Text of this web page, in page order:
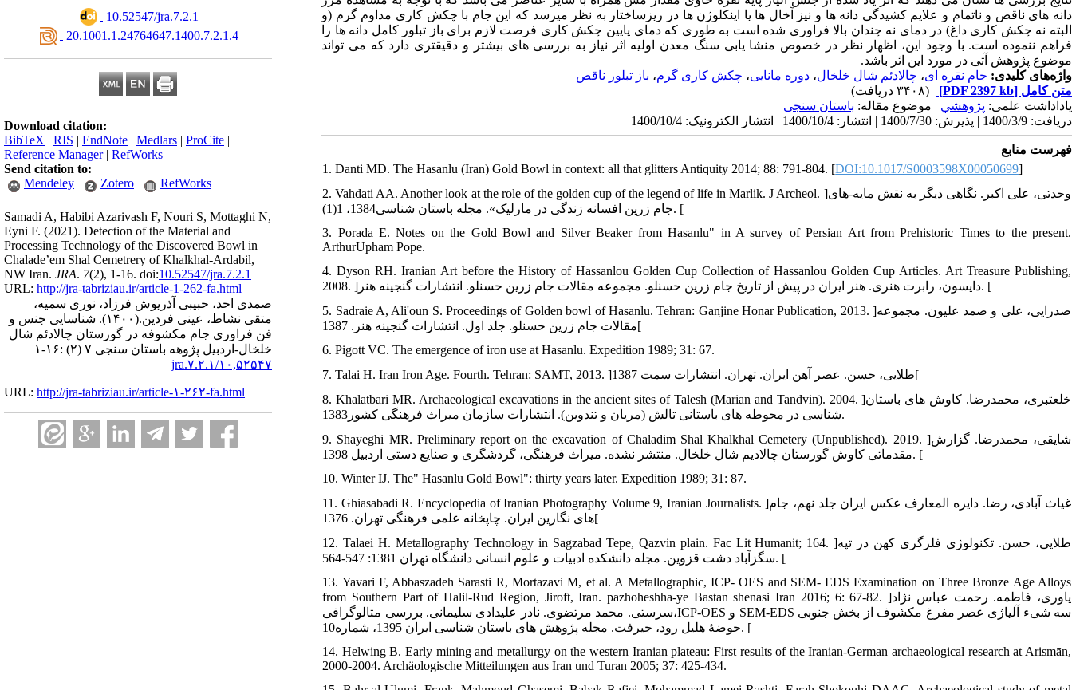
‎ 10.52547/jra.7.2.1
‎ 20.1001.1.24764647.1400.7.2.1.4
Download citation:
BibTeX | RIS | EndNote | Medlars | ProCite |
Reference Manager| RefWorks
Send citation to:
Mendeley
Zotero RefWorks
Samadi A, Habibi Azarivash F, Nouri S, Mottaghi N,
Eyni F. (2021). Detection of the Material and
Processing Technology of the Discovered Bowl in
Chalade’em Shal Cemetrery of Khalkhal-Ardabil,
NW Iran. JRA. 7(2), 1-16. doi:10.52547/jra.7.2.1
URL: http://jra-tabriziau.ir/article-1-262-fa.html
صمدی احد، حبیبی آذریوش فرزاد، نوری سمیه،
متقی نشاط، عینی فردین.(۱۴۰۰).
شناسایی جنس و
فن فراوری جام مکشوفه در گورستان چالادئم شال
خلخال-اردبیل پژوهه باستان سنجی ۷ (۲) :۱۶-۱
۱۰,۵۲۵۴۷/jra.۷.۲.۱
URL: http://jra-tabriziau.ir/article-۱-۲۶۲-fa.html
دانه های ناقص و ناتمام و علایم کشیدگی دانه ها و نیز آخال ها یا اینکلوژن ها در ریزساختار به نظر می­رسد که این جام با چکش ­کاری مداوم گرم (و
البته نه چکش کاری داغ) در دمای نه چندان بالا فراوری شده است به طوری که دمای پایین چکش ­کاری فرصت لازم برای باز تبلور کامل دانه­ ها را
فراهم ننموده است. با وجود این، اظهار نظر در خصوص منشا یابی سنگ معدن اولیه اثر نیاز به بررسی های بیشتر و دقیق­تری دارد که می تواند
موضوع پژوهش آتی در مورد این اثر باشد.
واژه‌های کلیدی: جام نقره ای، چالادئم شال خلخال، دوره مانایی، چکش کاری گرم، باز تبلور ناقص
متن کامل [PDF 2397 kb]
(۳۴۰۸ دریافت)
یاداداشت علمی: پژوهشي | موضوع مقاله: باستان سنجی
دریافت: 1400/3/9 | پذیرش: 1400/7/30 | انتشار: 1400/10/4 | انتشار الکترونیک: 1400/10/4
فهرست منابع
1. Danti MD. The Hasanlu (Iran) Gold Bowl in context: all that glitters Antiquity 2014; 88: 791-804. [DOI:10.1017/S0003598X00050699]
2. Vahdati AA. Another look at the role of the golden cup of the legend of life in Marlik. J Archeol. ]وحدتی، علی اکبر. نگاهی دیگر به نقش مایه-های
جام زرین افسانه زندگی در مارلیک». مجله باستان شناسی1384، 1(1). [
3. Porada E. Notes on the Gold Bowl and Silver Beaker from Hasanlu" in A survey of Persian Art from Prehistoric Times to the present.
ArthurUpham Pope.
4. Dyson RH. Iranian Art before the History of Hassanlou Golden Cup Collection of Hassanlou Golden Cup Articles. Art Treasure Publishing,
2008. ]دایسون، رابرت هنری. هنر ایران در پیش از تاریخ جام زرین حسنلو. مجموعه مقالات جام زرین حسنلو. انتشارات گنجینه هنر. [
5. Sadraie A, Ali'oun S. Proceedings of Golden bowl of Hasanlu. Tehran: Ganjine Honar Publication, 2013. ]صدرایی، علی و صمد علیون. مجموعه
مقالات جام زرین حسنلو. جلد اول. انتشارات گنجینه هنر. 1387[
6. Pigott VC. The emergence of iron use at Hasanlu. Expedition 1989; 31: 67.
7. Talai H. Iran Iron Age. Fourth. Tehran: SAMT, 2013. ]طلایی، حسن. عصر آهن ایران. تهران. انتشارات سمت 1387[
8. Khalatbari MR. Archaeological excavations in the ancient sites of Talesh (Marian and Tandvin). 2004. ]خلعتبری، محمدرضا. کاوش های باستان
شناسی در محوطه های باستانی تالش (مریان و تندوین). انتشارات سازمان میراث فرهنگی کشور1383.
9. Shayeghi MR. Preliminary report on the excavation of Chaladim Shal Khalkhal Cemetery (Unpublished). 2019. ]شایقی، محمدرضا. گزارش
مقدماتی کاوش گورستان چالادیم شال خلخال. منتشر نشده. میراث فرهنگی، گردشگری و صنایع دستی اردبیل 1398. [
10. Winter IJ. The" Hasanlu Gold Bowl": thirty years later. Expedition 1989; 31: 87.
11. Ghiasabadi R. Encyclopedia of Iranian Photography Volume 9, Iranian Journalists. ]غیاث آبادی، رضا. دایره المعارف عکس ایران جلد نهم، جام
های نگارین ایران. چاپخانه علمی فرهنگی تهران. 1376[
12. Talaei H. Metallography Technology in Sagzabad Tepe, Qazvin plain. Fac Lit Humanit; 164. ]طلایی، حسن. تکنولوژی فلزگری کهن در تپه
سگزآباد دشت قزوین. مجله دانشکده ادبیات و علوم انسانی دانشگاه تهران 1381: 547-564. [
13. Yavari F, Abbaszadeh Sarasti R, Mortazavi M, et al. A Metallographic, ICP- OES and SEM- EDS Examination on Three Bronze Age Alloys
from Southern Part of Halil-Rud Region, Jiroft, Iran. pazhoheshha-ye Bastan shenasi Iran 2016; 6: 67-82. ]یاوری، فاطمه. رحمت عباس نژاد
سرستی. محمد مرتضوی. نادر علیدادی سلیمانی. بررسی متالوگرافی،ICP-OES و SEM-EDS سه شیء آلیاژی عصر مفرغ مکشوف از بخش جنوبی
حوضۀ هلیل رود، جیرفت. مجله پژوهش های باستان شناسی ایران 1395، شماره10. [
14. Helwing B. Early mining and metallurgy on the western Iranian plateau: First results of the Iranian-German archaeological research at Arismān,
2000-2004. Archäologische Mitteilungen aus Iran und Turan 2005; 37: 425-434.